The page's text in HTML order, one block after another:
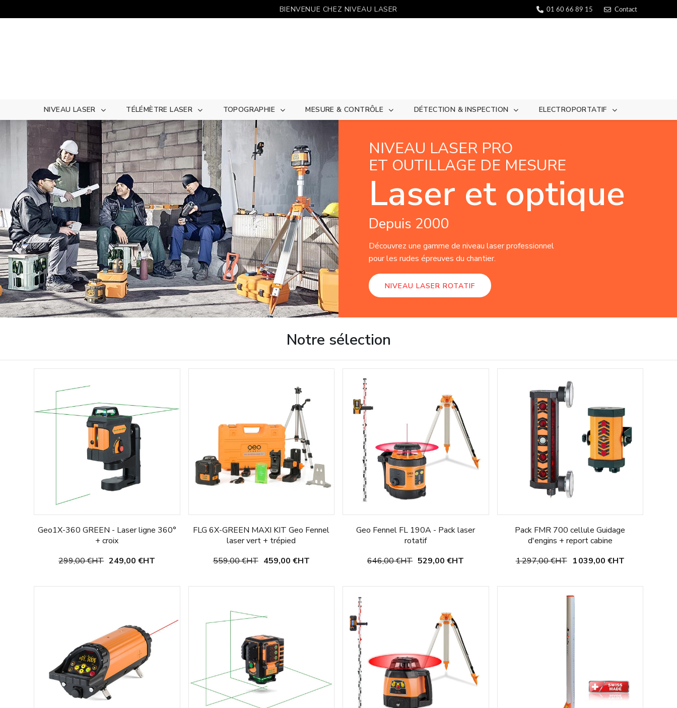
BIENVENUE CHEZ NIVEAU LASER 01 60 66 89 15 Contact
NIVEAU LASER TÉLÉMÈTRE LASER TOPOGRAPHIE MESURE & CONTRÔLE DÉTECTION & INSPECTION ELECTROPORTATIF
NIVEAU LASER PRO
ET OUTILLAGE DE MESURE
Laser et optique
Depuis 2000
Découvrez une gamme de niveau laser professionnel
pour les rudes épreuves du chantier.
NIVEAU LASER ROTATIF
Notre sélection
Geo1X-360 GREEN - Laser ligne 360°
+ croix
299,00 €HT 249,00 €HT
Choisir une option
FLG 6X-GREEN MAXI KIT Geo Fennel
laser vert + trépied
559,00 €HT 459,00 €HT
Ajouter au panier
Geo Fennel FL 190A - Pack laser
rotatif
646,00 €HT 529,00 €HT
Ajouter au panier
Pack FMR 700 cellule Guidage
d'engins + report cabine
1 297,00 €HT 1 039,00 €HT
Ajouter au panier